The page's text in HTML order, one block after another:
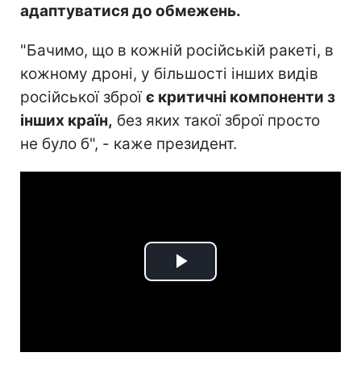
адаптуватися до обмежень.
"Бачимо, що в кожній російській ракеті, в
кожному дроні, у більшості інших видів
російської зброїє критичні компоненти з
інших країн, без яких такої зброї просто
не було б", - каже президент.
Play